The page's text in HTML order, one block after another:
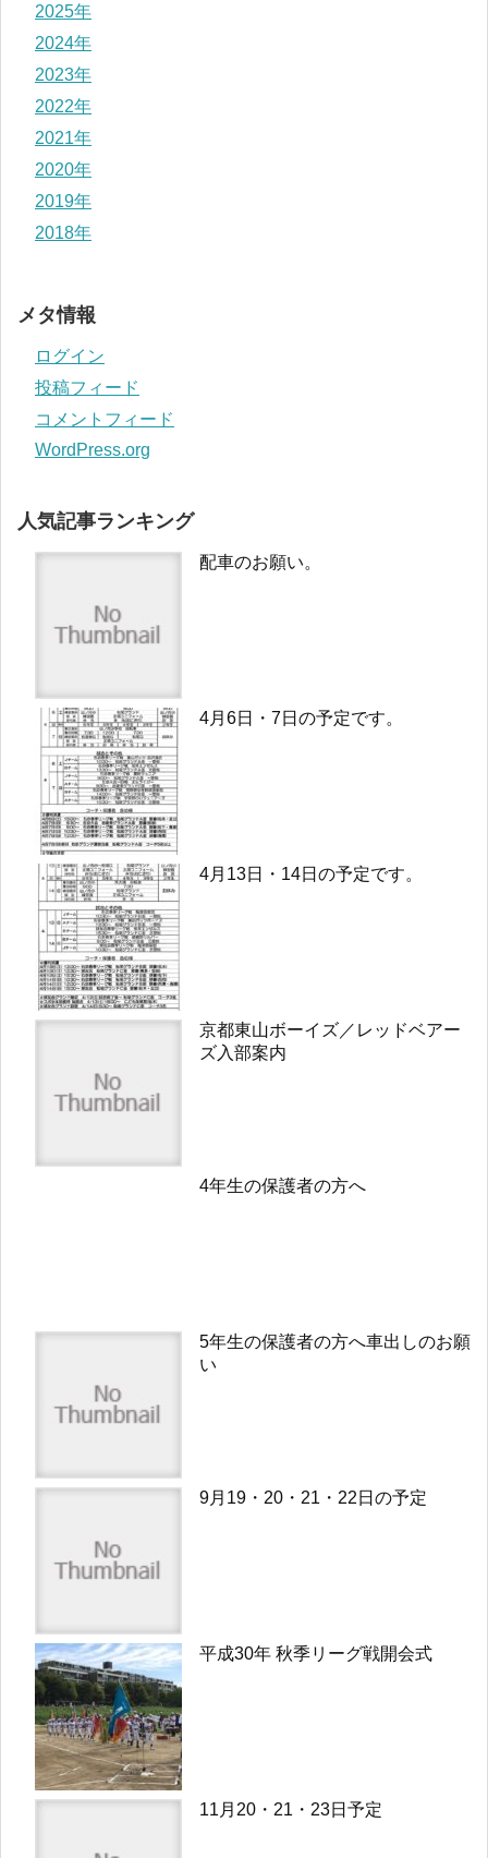
2025年
2024年
2023年
2022年
2021年
2020年
2019年
2018年
メタ情報
ログイン
投稿フィード
コメントフィード
WordPress.org
人気記事ランキング
配車のお願い。
4月6日・7日の予定です。
4月13日・14日の予定です。
京都東山ボーイズ／レッドベアー
ズ入部案内
4年生の保護者の方へ
5年生の保護者の方へ車出しのお願
い
9月19・20・21・22日の予定
平成30年 秋季リーグ戦開会式
11月20・21・23日予定